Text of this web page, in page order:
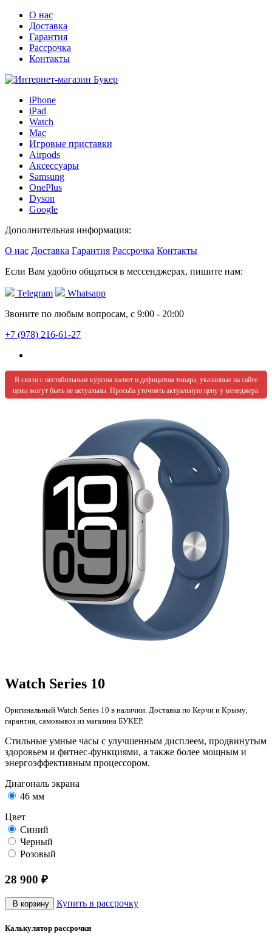
О нас
Доставка
Гарантия
Рассрочка
Контакты
iPhone
iPad
Watch
Mac
Игровые приставки
Airpods
Аксессуары
Samsung
OnePlus
Dyson
Google
Дополнительная информация:
О нас Доставка Гарантия Рассрочка Контакты
Если Вам удобно общаться в мессенджерах, пишите нам:
Telegram
Whatsapp
Звоните по любым вопросам, с 9:00 - 20:00
+7 (978) 216-61-27
В связи с нестабильным курсом валют и дефицитом товара, указанные на сайте
цены могут быть не актуальны. Просьба уточнять актуальную цену у менеджера.
Watch Series 10
Оригинальный Watch Series 10 в наличии. Доставка по Керчи и Крыму,
гарантия, самовывоз из магазина БУКЕР.
Cтильные умные часы с улучшенным дисплеем, продвинутым
здоровьем и фитнес-функциями, а также более мощным и
энергоэффективным процессором.
Диагональ экрана
46 мм
Цвет
Синий
Черный
Розовый
28 900 ₽
В корзину Купить в рассрочку
Калькулятор рассрочки